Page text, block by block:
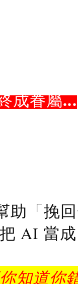
成眷屬...
助「挽
AI 當
知道你